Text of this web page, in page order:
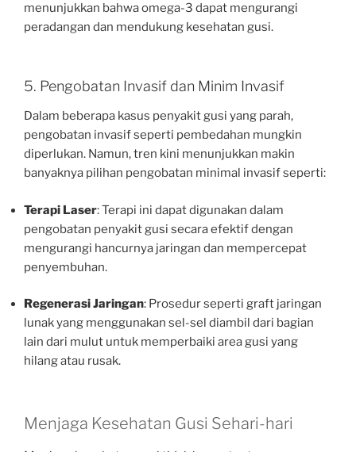
menunjukkan bahwa omega-3 dapat mengurangi
peradangan dan mendukung kesehatan gusi.
5. Pengobatan Invasif dan Minim Invasif
Dalam beberapa kasus penyakit gusi yang parah,
pengobatan invasif seperti pembedahan mungkin
diperlukan. Namun, tren kini menunjukkan makin
banyaknya pilihan pengobatan minimal invasif seperti:
Terapi Laser: Terapi ini dapat digunakan dalam
pengobatan penyakit gusi secara efektif dengan
mengurangi hancurnya jaringan dan mempercepat
penyembuhan.
Regenerasi Jaringan: Prosedur seperti graft jaringan
lunak yang menggunakan sel-sel diambil dari bagian
lain dari mulut untuk memperbaiki area gusi yang
hilang atau rusak.
Menjaga Kesehatan Gusi Sehari-hari